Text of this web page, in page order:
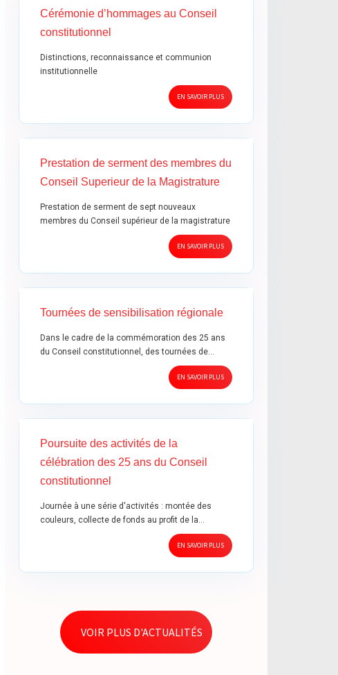
Cérémonie d’hommages au Conseil
constitutionnel
Distinctions, reconnaissance et communion
institutionnelle
EN SAVOIR PLUS
Prestation de serment des membres du
Conseil Superieur de la Magistrature
Prestation de serment de sept nouveaux
membres du Conseil supérieur de la magistrature
EN SAVOIR PLUS
Tournées de sensibilisation régionale
Dans le cadre de la commémoration des 25 ans
du Conseil constitutionnel, des tournées de…
EN SAVOIR PLUS
Poursuite des activités de la
célébration des 25 ans du Conseil
constitutionnel
Journée à une série d'activités : montée des
couleurs, collecte de fonds au profit de la…
EN SAVOIR PLUS
VOIR PLUS D'ACTUALITÉS